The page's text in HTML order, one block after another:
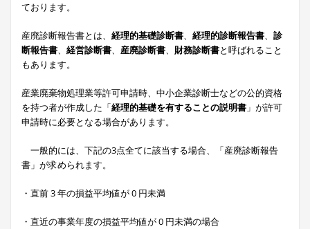
ております。
産廃診断報告書とは、 経理的基礎診断書、 経理的診断報告書、 診
断報告書、 経営診断書、 産廃診断書、 財務診断書と呼ばれること
もあります。
産業廃棄物処理業等許可申請時、中小企業診断士などの公的資格
を持つ者が作成した「経理的基礎を有することの説明書 」が許可
申請時に必要となる場合があります。
一般的には、下記の3点全てに該当する場合、「産廃診断報告
書」が求められます。
・直前 3 年の損益平均値が 0 円未満
・直近の事業年度の損益平均値が 0 円未満の場合